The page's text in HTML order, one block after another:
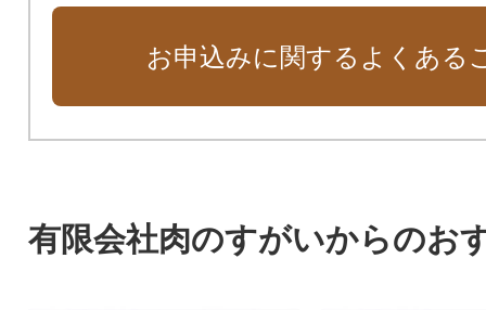
お申込みに関するよくある
有限会社肉のすがいからのお